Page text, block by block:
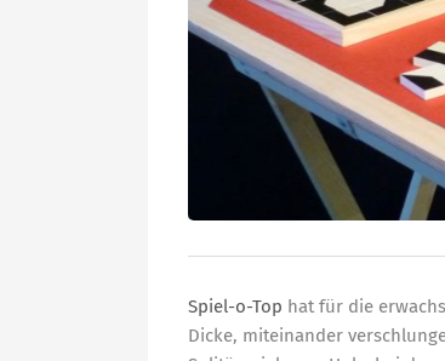
Spiel-o-Top hat für die
Dicke, miteinander